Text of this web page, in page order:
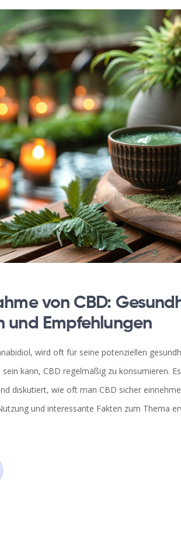
von CBD:
und Empfehlungen
wird oft für seine potenziellen
kann, CBD regelmäßig zu konsumieren.
diskutiert, wie oft man CBD sicher
und interessante Fakten zum Thema